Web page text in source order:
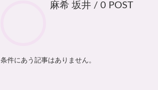
麻希 坂井 / 0 POST
条件にあう記事はありません。